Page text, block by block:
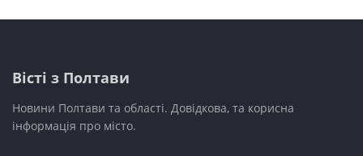
Вісті з Полтави
Новини Полтави та області. Довідкова, та корисна
інформація про місто.